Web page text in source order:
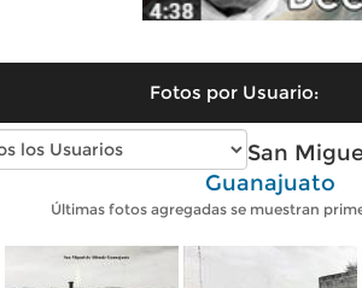
Fotos por Usuario:
Fotos antiguas de San
Guanajuato
Últimas fotos agregadas se muestran